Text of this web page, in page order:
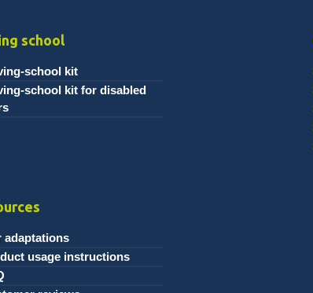
school
school kit
school kit for disabled
adaptations
usage instructions